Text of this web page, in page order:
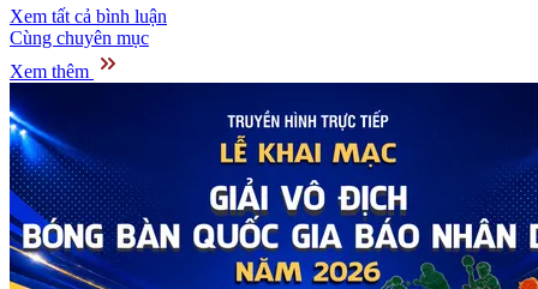
Xem tất cả bình luận
Cùng chuyên mục
Xem thêm